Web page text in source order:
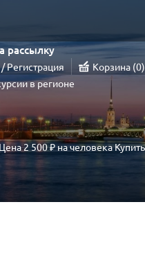
рассылку
Регистрация Корзина 0
в регионе
2 500 ₽на человекаКупить